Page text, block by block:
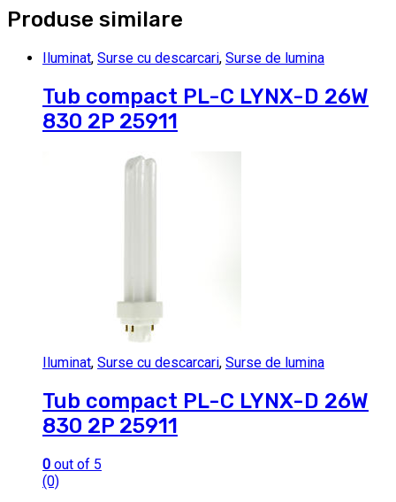
Produse similare
Iluminat, Surse cu descarcari, Surse de lumina
Tub compact PL-C LYNX-D 26W
830 2P 25911
Iluminat, Surse cu descarcari, Surse de lumina
Tub compact PL-C LYNX-D 26W
830 2P 25911
0 out of 5
(0)